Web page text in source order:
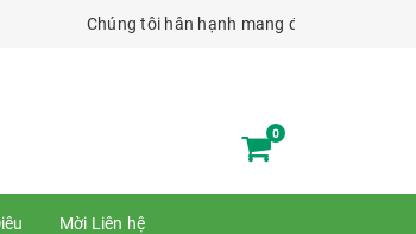
Chúng tôi hân hạnh mang đến cho bạn các tác
0
Mời Liên hệ